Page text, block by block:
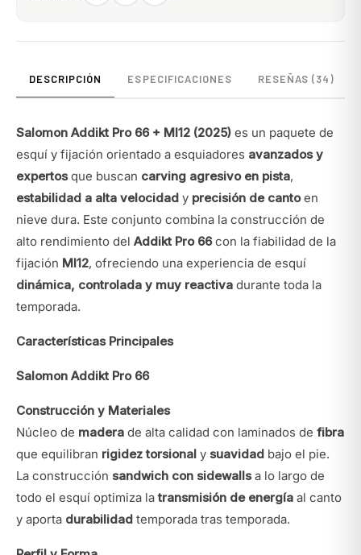
DESCRIPCIÓN ESPECIFICACIONES RESEÑAS (34)
Salomon Addikt Pro 66 + MI12 (2025) es un paquete de
esquí y fijación orientado a esquiadores avanzados y
expertosque buscan carving agresivo en pista,
estabilidad a alta velocidad y precisión de cantoen
nieve dura. Este conjunto combina la construcción de
alto rendimiento del Addikt Pro 66con la fiabilidad de la
fijación MI12, ofreciendo una experiencia de esquí
dinámica, controlada y muy reactiva durante toda la
temporada.
Características Principales
Salomon Addikt Pro 66
Construcción y Materiales
Núcleo de madera de alta calidad con laminados de fibra
que equilibran rigidez torsional y suavidad bajo el pie.
La construcción sandwich con sidewallsa lo largo de
todo el esquí optimiza latransmisión de energía al canto
y aporta durabilidad temporada tras temporada.